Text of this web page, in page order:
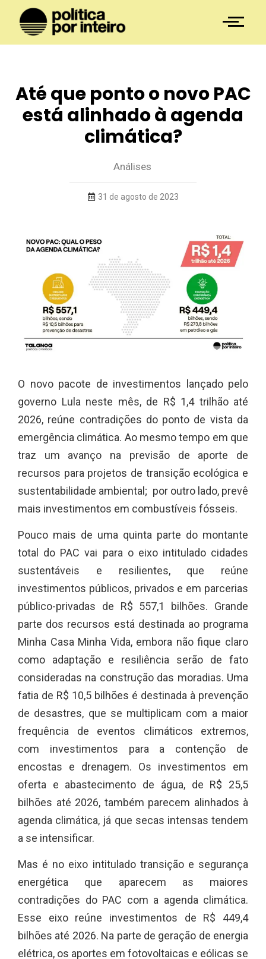
Até que ponto o novo PAC
está alinhado à agenda
climática?
Análises
31 de agosto de 2023
O novo pacote de investimentos lançado pelo
governo Lula neste mês, de R$ 1,4 trilhão até
2026, reúne contradições do ponto de vista da
emergência climática. Ao mesmo tempo em que
traz um avanço na previsão de aporte de
recursos para projetos de transição ecológica e
sustentabilidade ambiental; por outro lado, prevê
mais investimentos em combustíveis fósseis.
Pouco mais de uma quinta parte do montante
total do PAC vai para o eixo intitulado cidades
sustentáveis e resilientes, que reúne
investimentos públicos, privados e em parcerias
público-privadas de R$ 557,1 bilhões. Grande
parte dos recursos está destinada ao programa
Minha Casa Minha Vida, embora não fique claro
como adaptação e resiliência serão de fato
consideradas na construção das moradias. Uma
fatia de R$ 10,5 bilhões é destinada à prevenção
de desastres, que se multiplicam com a maior
frequência de eventos climáticos extremos,
com investimentos para a contenção de
encostas e drenagem. Os investimentos em
oferta e abastecimento de água, de R$ 25,5
bilhões até 2026, também parecem alinhados à
agenda climática, já que secas intensas tendem
a se intensificar.
Mas é no eixo intitulado transição e segurança
energética que aparecem as maiores
contradições do PAC com a agenda climática.
Esse eixo reúne investimentos de R$ 449,4
bilhões até 2026. Na parte de geração de energia
elétrica, os aportes em fotovoltaicas e eólicas se